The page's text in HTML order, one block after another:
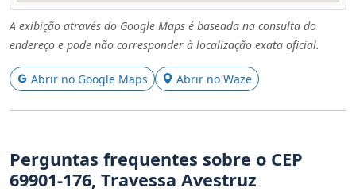
A exibição através do Google Maps é baseada na consulta do
endereço e pode não corresponder à localização exata oficial.
Abrir no Google Maps Abrir no Waze
Perguntas frequentes sobre o CEP
69901-176, Travessa Avestruz